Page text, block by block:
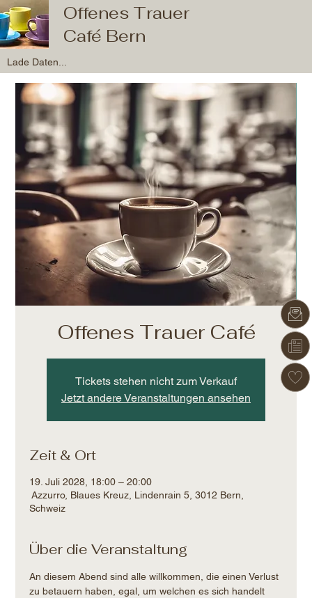
Lade Daten...
Offenes Trauer
Café Bern
Offenes Trauer Café
Tickets stehen nicht zum Verkauf
Jetzt andere Veranstaltungen ansehen
Zeit & Ort
19. Juli 2028, 18:00 – 20:00
Azzurro, Blaues Kreuz, Lindenrain 5, 3012 Bern,
Schweiz
Über die Veranstaltung
An diesem Abend sind alle willkommen, die einen Verlust
zu betauern haben, egal, um welchen es sich handelt